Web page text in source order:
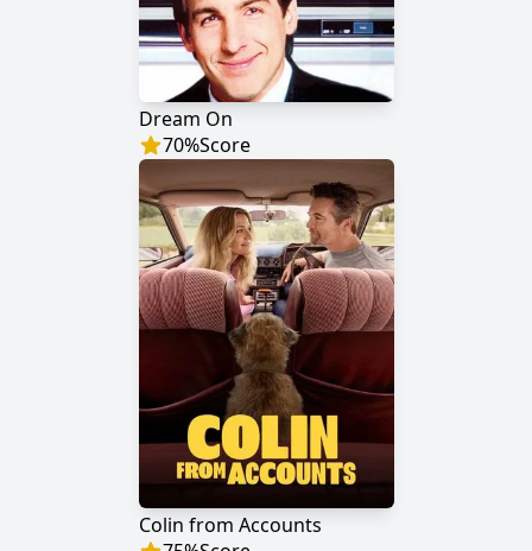
Dream On
70%Score
Colin from Accounts